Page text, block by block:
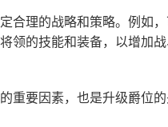
合理的战略和策略。例如，
领的技能和装备，以增加战
重要因素，也是升级爵位